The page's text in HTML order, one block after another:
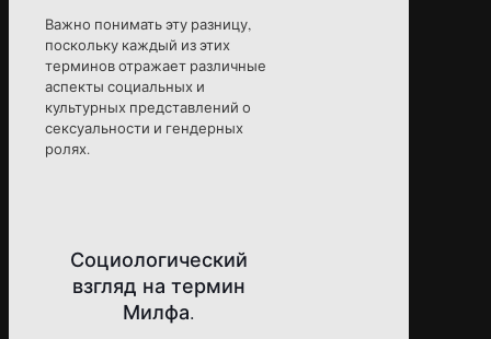
Важно понимать эту разницу,
поскольку каждый из этих
терминов отражает различные
аспекты социальных и
культурных представлений о
сексуальности и гендерных
ролях.
Социологический
взгляд на термин
Милфа.